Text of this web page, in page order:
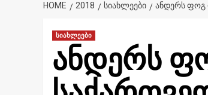
HOME 2018 ᲡᲘᲐᲮᲚᲔᲔᲑᲘ ᲐᲜᲓᲔᲠᲡ ᲤᲝᲒ
სიახლეები
ანდერს